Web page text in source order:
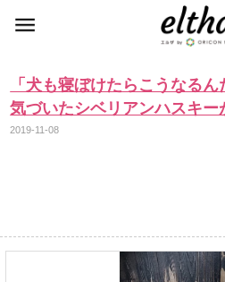
「犬も寝ぼけたらこうなる
気づいたシベリアンハスキー
2019-11-08